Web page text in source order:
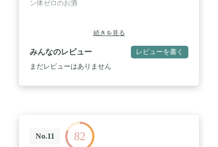
ン体ゼロのお酒
続きを見る
みんなのレビュー レビューを書く
まだレビューはありません
No.11 82